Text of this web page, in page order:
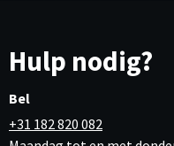
Hulp nodig?
Bel
+31 182 820 082